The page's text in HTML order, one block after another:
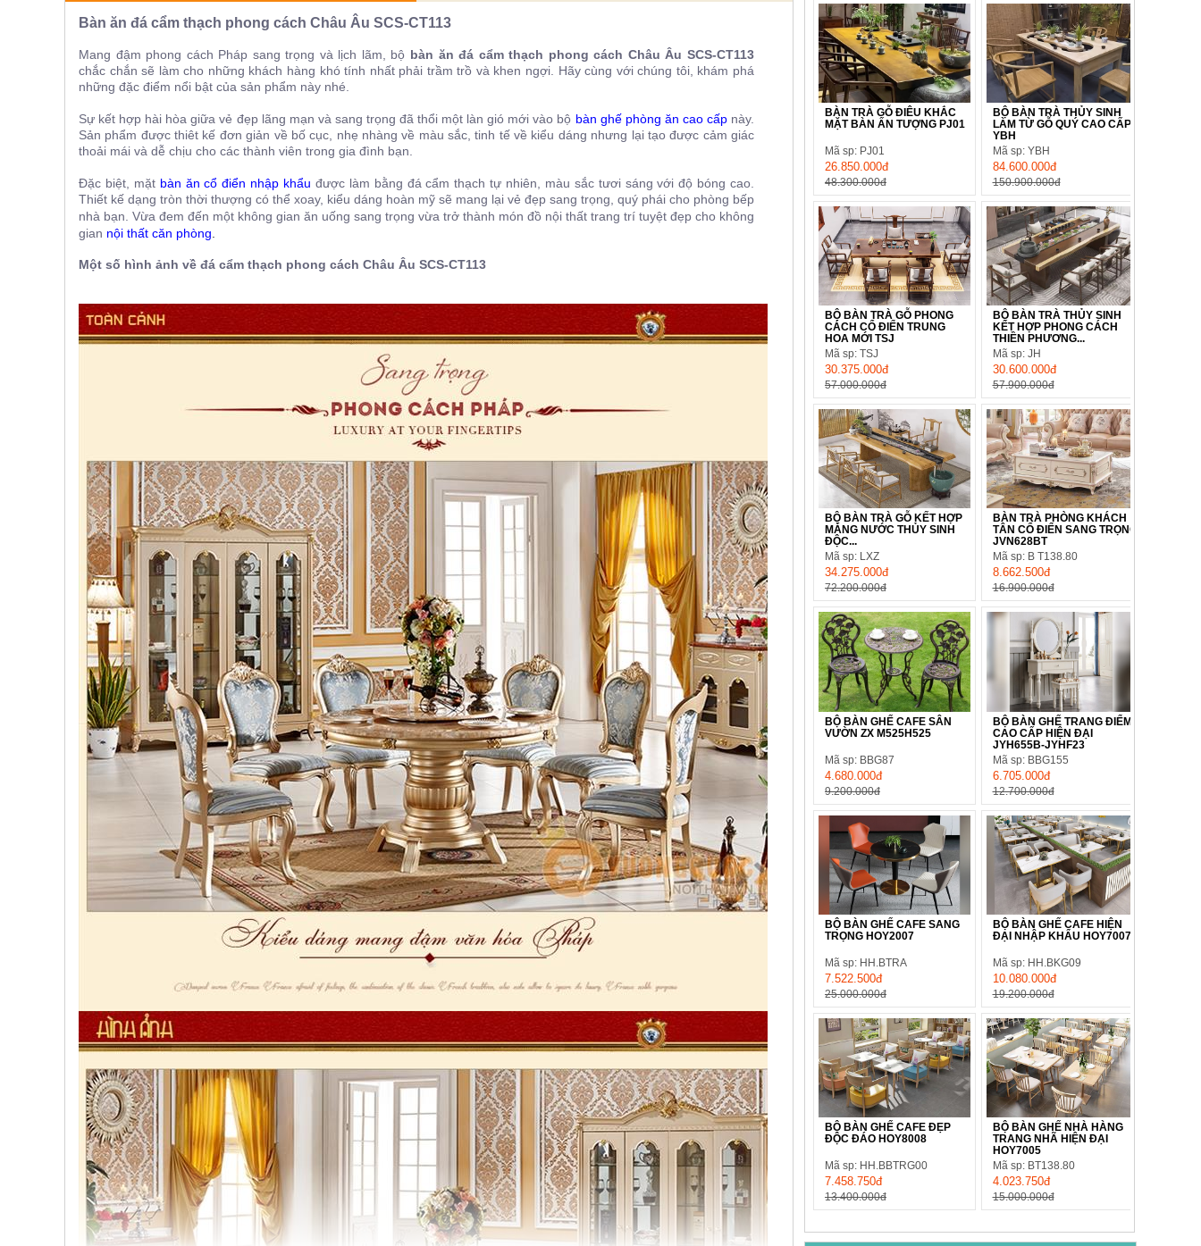
Bàn ăn đá cẩm thạch phong cách Châu Âu SCS-CT113
Mang đậm phong cách Pháp sang trọng và lịch lãm, bộ bàn ăn đá cẩm thạch phong cách Châu ÂuSCS-CT113
chắc chắn sẽ làm cho những khách hàng khó tính nhất phải trầm trồ và khen ngợi. Hãy cùng với chúng tôi, khám phá
những đặc điểm nổi bật của sản phẩm này nhé.
Sự kết hợp hài hòa giữa vẻ đẹp lãng mạn và sang trọng đã thổi một làn gió mới vào bộ bàn ghế phòng ăn cao cấpnày.
Sản phẩm được thiêt kế đơn giản về bố cục, nhẹ nhàng về màu sắc, tinh tế về kiểu dáng nhưng lại tạo được cảm giác
thoải mái và dễ chịu cho các thành viên trong gia đình bạn.
Đặc biệt, mặt bàn ăn cổ điển nhập khẩu được làm bằng đá cẩm thạch tự nhiên, màu sắc tươi sáng với độ bóng cao.
Thiết kế dạng tròn thời thượng có thể xoay, kiểu dáng hoàn mỹ sẽ mang lại vẻ đẹp sang trọng, quý phái cho phòng bếp
nhà bạn. Vừa đem đến một không gian ăn uống sang trọng vừa trở thành món đồ nội thất trang trí tuyệt đẹp cho không
gian nội thất căn phòng
Một số hình ảnh về đá cẩm thạch phong cách Châu Âu SCS-CT113
BÀN TRÀ GỖ ĐIÊU KHẮC
MẶT BÀN ẤN TƯỢNG PJ01
Mã sp: PJ01
26.850.000đ
48.300.000đ
BỘ BÀN TRÀ THỦY SINH
LÀM TỪ GỖ QUÝ CAO CẤP
YBH
Mã sp: YBH
84.600.000đ
150.900.000đ
BỘ BÀN TRÀ GỖ PHONG
CÁCH CỔ ĐIỂN TRUNG
HOA MỚI TSJ
Mã sp: TSJ
30.375.000đ
57.000.000đ
BỘ BÀN TRÀ THỦY SINH
KẾT HỢP PHONG CÁCH
THIỀN PHƯƠNG...
Mã sp: JH
30.600.000đ
57.900.000đ
BỘ BÀN TRÀ GỖ KẾT HỢP
MÁNG NƯỚC THỦY SINH
ĐỘC...
Mã sp: LXZ
34.275.000đ
72.200.000đ
BÀN TRÀ PHÒNG KHÁCH
TÂN CỔ ĐIỂN SANG TRỌNG
JVN628BT
Mã sp: B T138.80
8.662.500đ
16.900.000đ
BỘ BÀN GHẾ CAFE SÂN
VƯỜN ZX M525H525
Mã sp: BBG87
4.680.000đ
9.200.000đ
BỘ BÀN GHẾ TRANG ĐIỂM
CAO CẤP HIỆN ĐẠI
JYH655B-JYHF23
Mã sp: BBG155
6.705.000đ
12.700.000đ
BỘ BÀN GHẾ CAFE SANG
TRỌNG HOY2007
Mã sp: HH.BTRA
7.522.500đ
25.000.000đ
BỘ BÀN GHẾ CAFE HIỆN
ĐẠI NHẬP KHẨU HOY7007
Mã sp: HH.BKG09
10.080.000đ
19.200.000đ
BỘ BÀN GHẾ CAFE ĐẸP
ĐỘC ĐÁO HOY8008
Mã sp: HH.BBTRG00
7.458.750đ
13.400.000đ
BỘ BÀN GHẾ NHÀ HÀNG
TRANG NHÃ HIỆN ĐẠI
HOY7005
Mã sp: BT138.80
4.023.750đ
15.000.000đ